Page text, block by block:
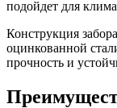
подойдет для
Конструкция
оцинкованной
прочность и